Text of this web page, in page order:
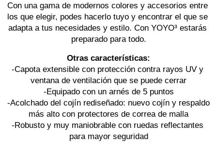
Con una gama de modernos colores y accesorios entre
los que elegir, podes hacerlo tuyo y encontrar el que se
adapta a tus necesidades y estilo. Con YOYO³ estarás
preparado para todo.
Otras características:
-Capota extensible con protección contra rayos UV y
ventana de ventilación que se puede cerrar
-Equipado con un arnés de 5 puntos
-Acolchado del cojín rediseñado: nuevo cojín y respaldo
más alto con protectores de correa de malla
-Robusto y muy maniobrable con ruedas reflectantes
para mayor seguridad